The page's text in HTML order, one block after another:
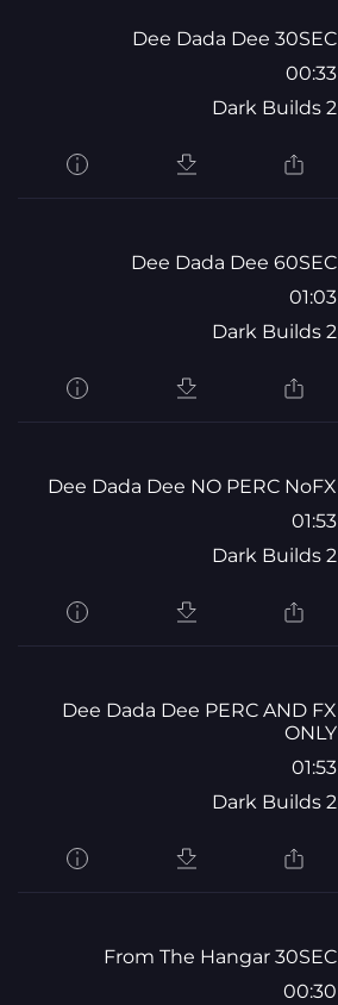
Dee Dada Dee 30SEC
00:33
Dark Builds 2
Dee Dada Dee 60SEC
01:03
Dark Builds 2
Dee Dada Dee NO PERC NoFX
01:53
Dark Builds 2
Dee Dada Dee PERC AND FX
ONLY
01:53
Dark Builds 2
From The Hangar 30SEC
00:30